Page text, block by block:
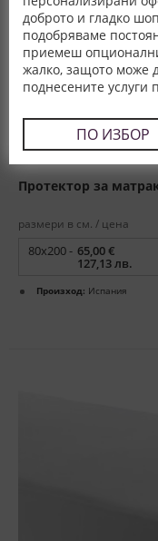
доброто и гладко
подобряваме
приемеш
жалко, защото може
поднесените услуги
ПО ИЗБОР
Протектор за
размери в см. / цена
80x200 - 65,00 €
127,13 лв.
Произход: Испания